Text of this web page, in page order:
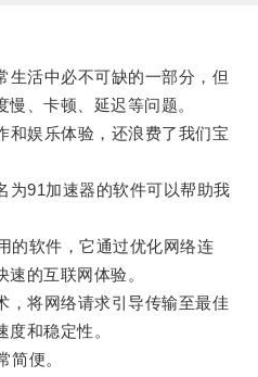
活中必不可缺的一部分，但
、卡顿、延迟等问题。
娱乐体验，还浪费了我们宝
91加速器的软件可以帮助我
软件，它通过优化网络连
的互联网体验。
将网络请求引导传输至最佳
和稳定性。
便。